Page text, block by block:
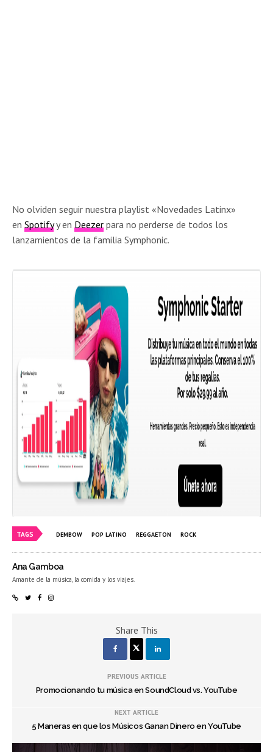
No olviden seguir nuestra playlist «Novedades Latinx»
enSpotifyy enDeezer para no perderse de todos los
lanzamientos de la familia Symphonic.
TAGS DEMBOW POP LATINO REGGAETON ROCK
Ana Gamboa
Amante de la música, la comida y los viajes.
Share This
PREVIOUS ARTICLE
Promocionando tu música en SoundCloud vs. YouTube
NEXT ARTICLE
5 Maneras en que los Músicos Ganan Dinero en YouTube